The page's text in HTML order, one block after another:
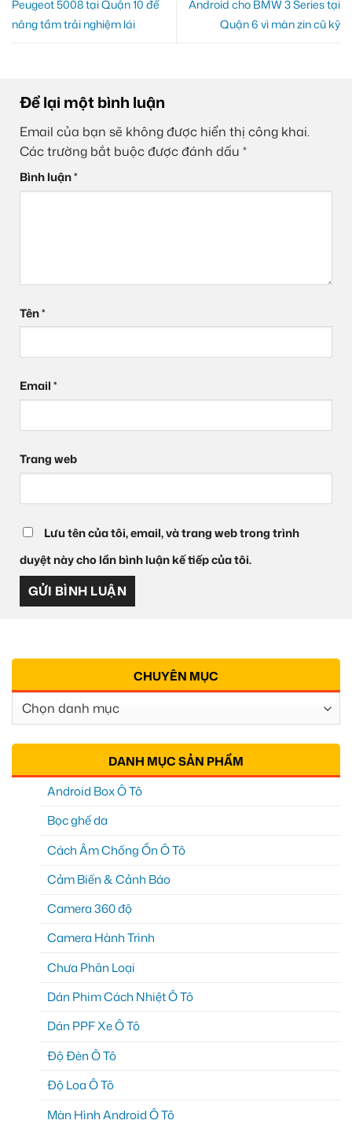
Peugeot 5008 tại Quận 10 để
nâng tầm trải nghiệm lái
Android cho BMW 3 Series tại
Quận 6 vì màn zin cũ kỹ
Để lại một bình luận
Email của bạn sẽ không được hiển thị công khai.
Các trường bắt buộc được đánh dấu *
Bình luận*
Tên*
Email*
Trang web
Lưu tên của tôi, email, và trang web trong trình
duyệt này cho lần bình luận kế tiếp của tôi.
CHUYÊN MỤC
Chuyên
Mục
DANH MỤC SẢN PHẨM
Android Box Ô Tô
Bọc ghế da
Cách Âm Chống Ồn Ô Tô
Cảm Biến & Cảnh Báo
Camera 360 độ
Camera Hành Trình
Chưa Phân Loại
Dán Phim Cách Nhiệt Ô Tô
Dán PPF Xe Ô Tô
Độ Đèn Ô Tô
Độ Loa Ô Tô
Màn Hình Android Ô Tô